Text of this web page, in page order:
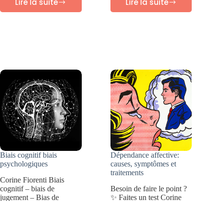
guide
des
10
différents
types
Symptômes
et
traitement
Biais cognitif biais
psychologiques
Corine Fiorenti Biais
cognitif – biais de
jugement – Bias de
Dépendance affective:
causes, symptômes et
traitements
Besoin de faire le point ?
✨ Faites un test Corine